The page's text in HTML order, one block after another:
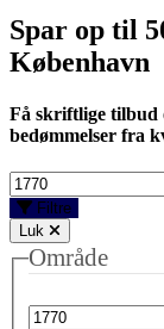
Spar op til
København
Få skriftlige tilbud
bedømmelser fra
Filtre
Luk
Område